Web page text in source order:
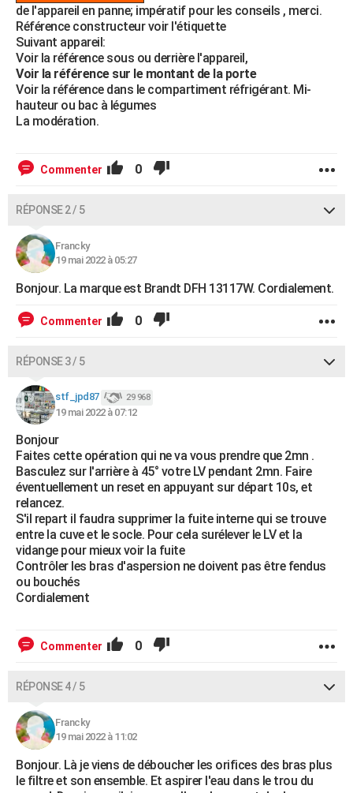
FORUM
Bricolage
Lifestyle
Culture
Sport
Auto
Television
Voyage
Cinema
de l'appareil en panne; impératif pour les conseils , merci.
Référence constructeur voir l'étiquette
Suivant appareil:
Voir la référence sous ou derrière l'appareil,
Voir la référence sur le montant de la porte
Voir la référence dans le compartiment réfrigérant. Mi-
hauteur ou bac à légumes
La modération.
Commenter 0
RÉPONSE 2 / 5
Francky
19 mai 2022 à 05:27
Bonjour. La marque est Brandt DFH 13117W. Cordialement.
Commenter 0
RÉPONSE 3 / 5
stf_jpd87 29 968
19 mai 2022 à 07:12
Bonjour
Faites cette opération qui ne va vous prendre que 2mn .
Basculez sur l'arrière à 45° votre LV pendant 2mn. Faire
éventuellement un reset en appuyant sur départ 10s, et
relancez.
S'il repart il faudra supprimer la fuite interne qui se trouve
entre la cuve et le socle. Pour cela surélever le LV et la
vidange pour mieux voir la fuite
Contrôler les bras d'aspersion ne doivent pas être fendus
ou bouchés
Cordialement
Commenter 0
RÉPONSE 4 / 5
Francky
19 mai 2022 à 11:02
Bonjour. Là je viens de déboucher les orifices des bras plus
le filtre et son ensemble. Et aspirer l'eau dans le trou du